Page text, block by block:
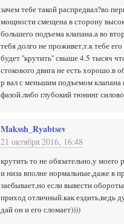
зачем тебе такой распредвал?во
мощности смещена в сторону
большего подъема клапана.а во
тебя долго не проживет,т.к тебе
будет ''крутить'' свыше 4.5 тысяч
стокового двига не есть хорошо.в
р вал с меньшим подъемом клапана
фазой.либо глубокий тюнинг
Makssh_Ryabtsev
21 октября 2016, 16:48
крутить то не обязательно,у моего
и низа вполне нормальные,даже в
заебывает,но если вывести
приход отличный.как ездить,ведь
дай он и его сломает))))